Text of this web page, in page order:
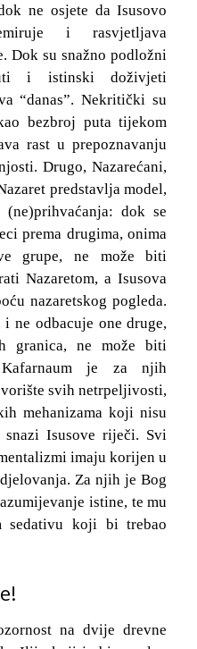
ne osjete da Isusovo
i rasvjetljava
Dok su snažno podložni
i istinski doživjeti
“danas”. Nekritički su
bezbroj puta tijekom
rast u prepoznavanju
Drugo, Nazarećani,
predstavlja model,
dok se
prema drugima, onima
grupe, ne može biti
Nazaretom, a Isusova
nazaretskog pogleda.
ne odbacuje one druge,
granica, ne može biti
je za njih
svih netrpeljivosti,
mehanizama koji nisu
snazi Isusove riječi. Svi
imaju korijen u
Za njih je Bog
istine, te mu
sedativu koji bi trebao
na dvije drevne